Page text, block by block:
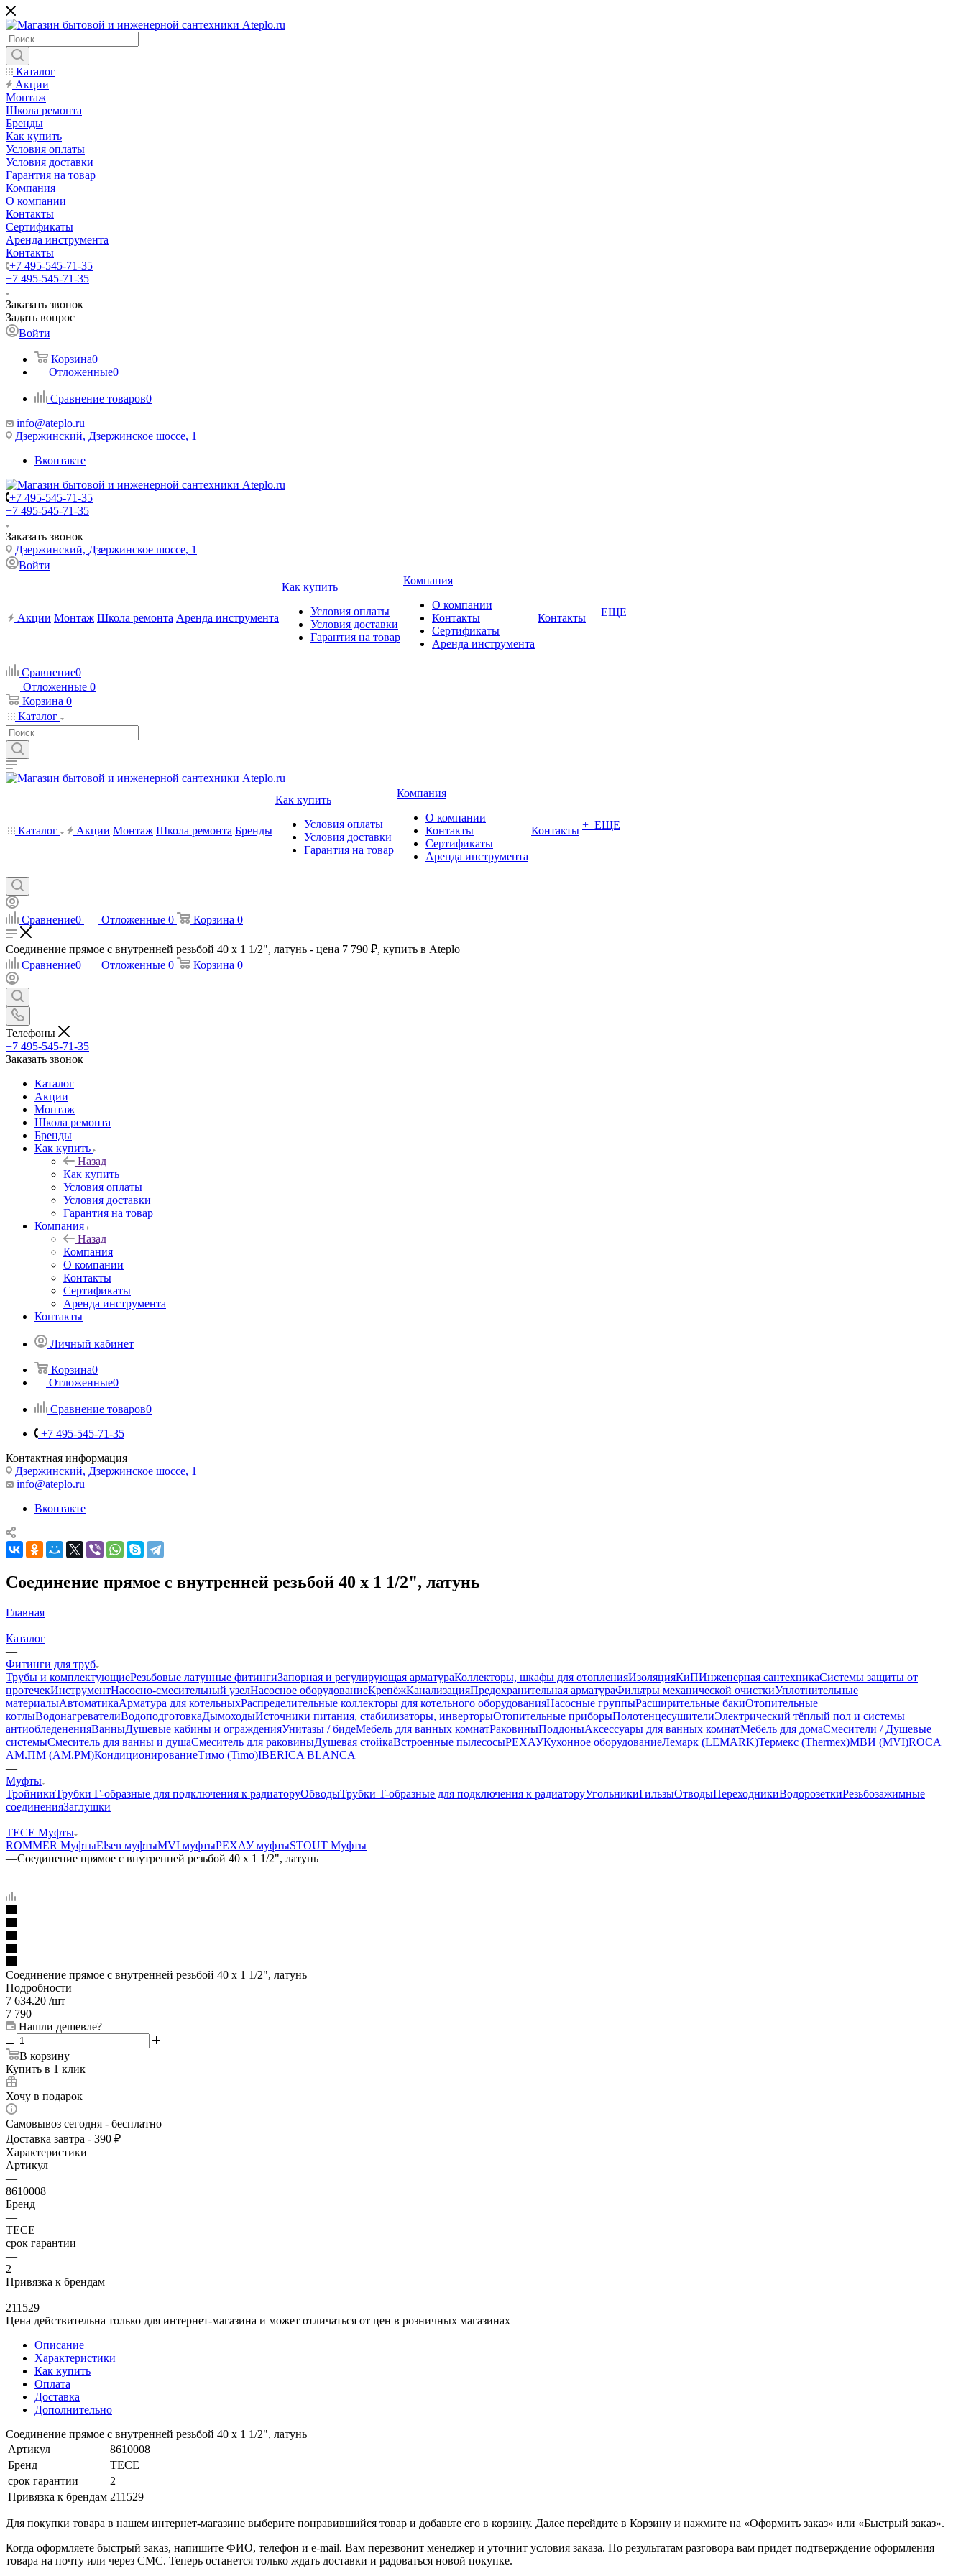
Каталог
Акции
Монтаж
Школа ремонта
Бренды
Как купить
Условия оплаты
Условия доставки
Гарантия на товар
Компания
О компании
Контакты
Сертификаты
Аренда инструмента
Контакты
+7 495-545-71-35
+7 495-545-71-35
Заказать звонок
Задать вопрос
Войти
Корзина0
Отложенные0
Сравнение товаров0
info@ateplo.ru
Дзержинский, Дзержинское шоссе, 1
Вконтакте
+7 495-545-71-35
+7 495-545-71-35
Заказать звонок
Дзержинский, Дзержинское шоссе, 1
Войти
Акции Монтаж Школа ремонта Аренда инструмента
Как купить
Условия оплаты
Условия доставки
Гарантия на товар
Компания
О компании
Контакты
Сертификаты
Аренда инструмента
Контакты + ЕЩЕ
Сравнение0
Отложенные 0
Корзина 0
Каталог
Каталог Акции Монтаж Школа ремонта Бренды
Как купить
Условия оплаты
Условия доставки
Гарантия на товар
Компания
О компании
Контакты
Сертификаты
Аренда инструмента
Контакты + ЕЩЕ
Сравнение0 Отложенные 0 Корзина 0
Соединение прямое с внутренней резьбой 40 х 1 1/2", латунь - цена 7 790 ₽, купить в Ateplo
Сравнение0 Отложенные 0 Корзина 0
Телефоны
+7 495-545-71-35
Заказать звонок
Каталог
Акции
Монтаж
Школа ремонта
Бренды
Как купить
Назад
Как купить
Условия оплаты
Условия доставки
Гарантия на товар
Компания
Назад
Компания
О компании
Контакты
Сертификаты
Аренда инструмента
Контакты
Личный кабинет
Корзина0
Отложенные0
Сравнение товаров0
+7 495-545-71-35
Контактная информация
Дзержинский, Дзержинское шоссе, 1
info@ateplo.ru
Вконтакте
Соединение прямое с внутренней резьбой 40 х 1 1/2", латунь
Главная
—
Каталог
—
Фитинги для труб
Трубы и комплектующиеРезьбовые латунные фитингиЗапорная и регулирующая арматураКоллекторы, шкафы для отопленияИзоляцияКиПИнженерная сантехникаСистемы защиты от
протечекИнструментНасосно-смесительный узелНасосное оборудованиеКрепёжКанализацияПредохранительная арматураФильтры механической очисткиУплотнительные
материалыАвтоматикаАрматура для котельныхРаспределительные коллекторы для котельного оборудованияНасосные группыРасширительные бакиОтопительные
котлыВодонагревателиВодоподготовкаДымоходыИсточники питания, стабилизаторы, инверторыОтопительные приборыПолотенцесушителиЭлектрический тёплый пол и системы
антиобледененияВанныДушевые кабины и огражденияУнитазы / бидеМебель для ванных комнатРаковиныПоддоныАксессуары для ванных комнатМебель для домаСмесители / Душевые
системыСмеситель для ванны и душаСмеситель для раковиныДушевая стойкаВстроенные пылесосыРЕХАУКухонное оборудованиеЛемарк (LEMARK)Термекс (Thermex)МВИ (MVI)ROCA
АМ.ПМ (AM.PM)КондиционированиеТимо (Timo)IBERICA BLANCA
—
Муфты
ТройникиТрубки Г-образные для подключения к радиаторуОбводыТрубки T-образные для подключения к радиаторуУгольникиГильзыОтводыПереходникиВодорозеткиРезьбозажимные
соединенияЗаглушки
—
TECE Муфты
ROMMER МуфтыElsen муфтыMVI муфтыРЕХАУ муфтыSTOUT Муфты
—Соединение прямое с внутренней резьбой 40 х 1 1/2", латунь
Соединение прямое с внутренней резьбой 40 х 1 1/2", латунь
Подробности
7 634.20 /шт
7 790
Нашли дешевле?
В корзину
Купить в 1 клик
Хочу в подарок
Самовывоз сегодня - бесплатно
Доставка завтра - 390 ₽
Характеристики
Артикул
—
8610008
Бренд
—
TECE
срок гарантии
—
2
Привязка к брендам
—
211529
Цена действительна только для интернет-магазина и может отличаться от цен в розничных магазинах
Описание
Характеристики
Как купить
Оплата
Доставка
Дополнительно
Соединение прямое с внутренней резьбой 40 х 1 1/2", латунь
Артикул
8610008
Бренд
TECE
срок гарантии
2
Привязка к брендам 211529
Для покупки товара в нашем интернет-магазине выберите понравившийся товар и добавьте его в корзину. Далее перейдите в Корзину и нажмите на «Оформить заказ» или «Быстрый заказ».
Когда оформляете быстрый заказ, напишите ФИО, телефон и e-mail. Вам перезвонит менеджер и уточнит условия заказа. По результатам разговора вам придет подтверждение оформления
товара на почту или через СМС. Теперь останется только ждать доставки и радоваться новой покупке.